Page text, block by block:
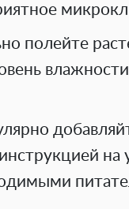
полейте
на